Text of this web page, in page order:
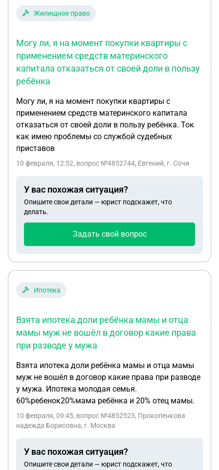
Жилищное право
Могу ли, я на момент покупки квартиры с
применением средств материнского
капитала отказаться от своей доли в пользу
ребёнка
Могу ли, я на момент покупки квартиры с
применением средств материнского капитала
отказаться от своей доли в пользу ребёнка. Ток
как имею проблемы со службой судебных
приставов
10 февраля, 12:52, вопрос №4852744, Евгений, г. Сочи
У вас похожая ситуация?
Опишите свои детали — юрист подскажет, что
делать.
Задать свой вопрос
Ипотека
Взята ипотека доли ребёнка мамы и отца
мамы муж не вошёл в договор какие права
при разводе у мужа
Взята ипотека доли ребёнка мамы и отца мамы
муж не вошёл в договор какие права при разводе
у мужа. Ипотека молодая семья.
60%ребенок20%мама ребёнка и 20% отец мамы.
10 февраля, 09:45, вопрос №4852523, Прокопенкова
надежда Борисовна, г. Москва
У вас похожая ситуация?
Опишите свои детали — юрист подскажет, что